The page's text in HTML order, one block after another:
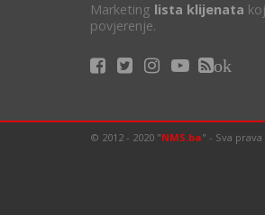
Marketing lista klijenata
povjerenje.
ok
© 2012 - 2020 "NMS.ba" - Sva prava